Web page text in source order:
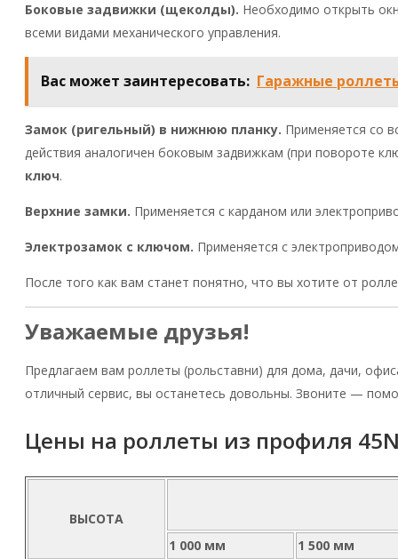
Боковые задвижки (щеколды). Необходимо открыть
всеми видами механического управления.
Вас может заинтересовать: Гаражные
Замок (ригельный) в нижнюю планку. Применяется со
действия аналогичен боковым задвижкам (при повороте
ключ.
Верхние замки. Применяется с карданом или
Электрозамок с ключом. Применяется с
После того как вам станет понятно, что вы хотите от
Уважаемые друзья!
Предлагаем вам роллеты (рольставни) для дома, дачи,
отличный сервис, вы останетесь довольны. Звоните —
Цены на роллеты из профиля
ВЫСОТА
1 000 мм
1 500 мм